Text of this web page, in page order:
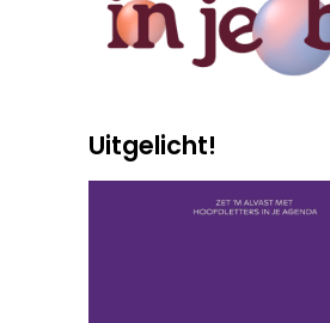
Uitgelicht!